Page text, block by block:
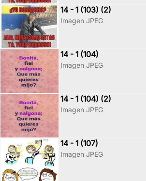
14 - 1 (103) (2)
Imagen JPEG
14 - 1 (104)
Imagen JPEG
14 - 1 (104) (2)
Imagen JPEG
14 - 1 (107)
Imagen JPEG